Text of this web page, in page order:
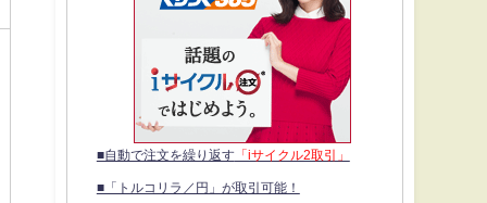
■自動で注文を繰り返す「iサイクル2取引」
■「トルコリラ／円」が取引可能！